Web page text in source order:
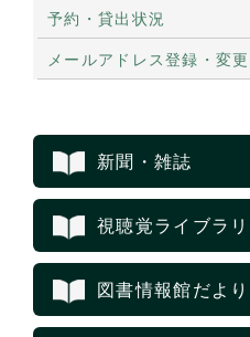
予約・貸出状況
メールアドレス登録・変更
新聞・雑誌
視聴覚ライブラリ
図書情報館だより